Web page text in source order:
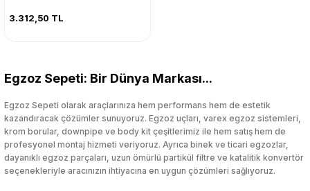
3.312,50 TL
Egzoz Sepeti: Bir Dünya Markası...
Egzoz Sepeti olarak araçlarınıza hem performans hem de estetik
kazandıracak çözümler sunuyoruz. Egzoz uçları, varex egzoz sistemleri,
krom borular, downpipe ve body kit çeşitlerimiz ile hem satış hem de
profesyonel montaj hizmeti veriyoruz. Ayrıca binek ve ticari egzozlar,
dayanıklı egzoz parçaları, uzun ömürlü partikül filtre ve katalitik konvertör
seçenekleriyle aracınızın ihtiyacına en uygun çözümleri sağlıyoruz.